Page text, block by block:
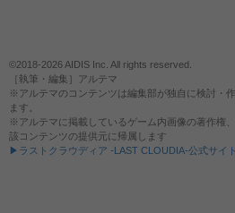
©2018-2026 AIDIS Inc. All rights reserved.
［執筆・編集］アルテマ
※アルテマのコンテンツは編集部が独自に検討・
ます。
※アルテマに掲載しているゲーム内画像の著作権
該コンテンツの提供元に帰属します
▶ラストクラウディア -LAST CLOUDIA-公式サイト